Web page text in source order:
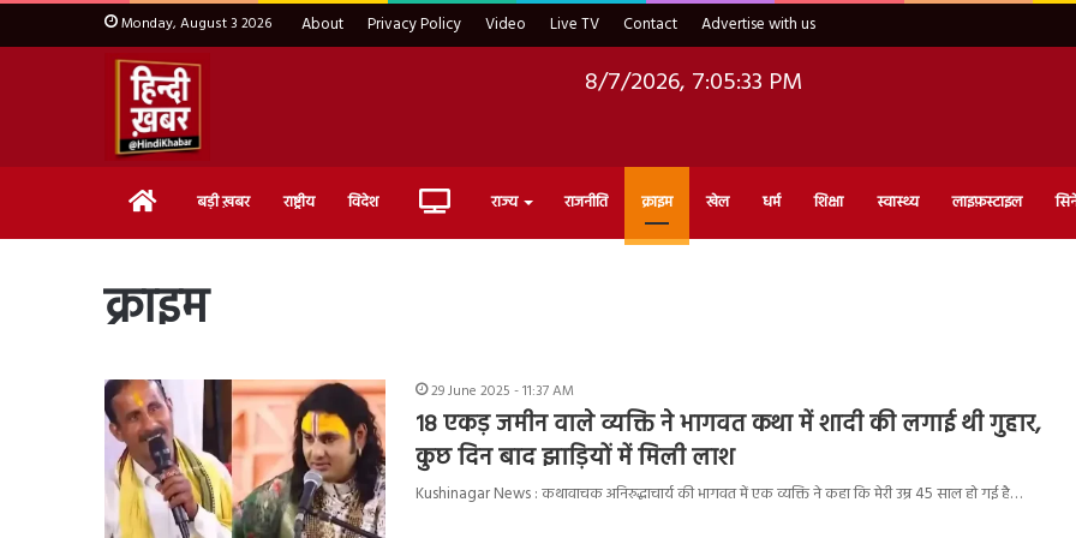
Monday, August 3 2026 About Privacy Policy Video Live TV Contact Advertise with us
8/7/2026, 7:05:34 PM
Home बड़ी ख़बर राष्ट्रीय विदेश Live राज्य राजनीति क्राइम खेल धर्म शिक्षा स्वास्थ्य लाइफ़स्टाइल
क्राइम
29 June 2025 - 11:37 AM
18 एकड़ जमीन वाले व्यक्ति ने भागवत कथा में शादी की लगाई थी गुहार,
कुछ दिन बाद झाड़ियों में मिली लाश
Kushinagar News : कथावाचक अनिरुद्धाचार्य की भागवत में एक व्यक्ति ने कहा कि मेरी उम्र 45 साल हो गई है…